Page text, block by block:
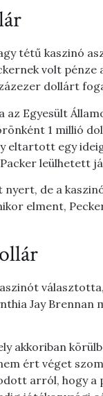
tétű kaszinó
volt pénze
dollárt
az Egyesült
1 millió
eltartott egy
leülhetett
de a
elment,
Jay Brennan
akkoriban
ért véget
arról, hogy a